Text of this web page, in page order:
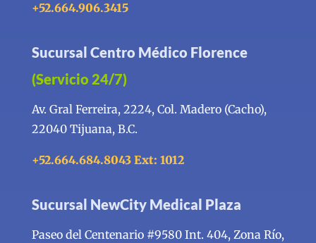
+52.664.906.3415
Sucursal Centro Médico Florence
(Servicio 24/7)
Av. Gral Ferreira, 2224, Col. Madero (Cacho),
22040 Tijuana, B.C.
+52.664.684.8043 Ext: 1012
Sucursal NewCity Medical Plaza
Paseo del Centenario #9580 Int. 404, Zona Río,